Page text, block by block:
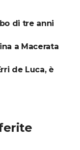
di tre anni
a Macerata
de Luca, è